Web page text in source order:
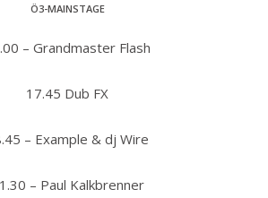
Ö3-MAINSTAGE
– Grandmaster Flash
17.45 Dub FX
– Example & dj Wire
– Paul Kalkbrenner